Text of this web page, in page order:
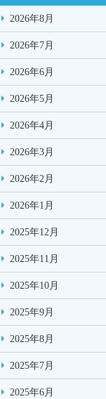
2026年8月
2026年7月
2026年6月
2026年5月
2026年4月
2026年3月
2026年2月
2026年1月
2025年12月
2025年11月
2025年10月
2025年9月
2025年8月
2025年7月
2025年6月